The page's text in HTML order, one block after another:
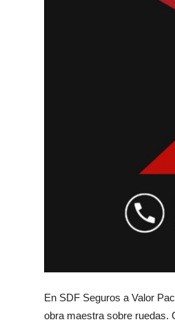
En SDF Seguros a Valor
obra maestra sobre ruedas.